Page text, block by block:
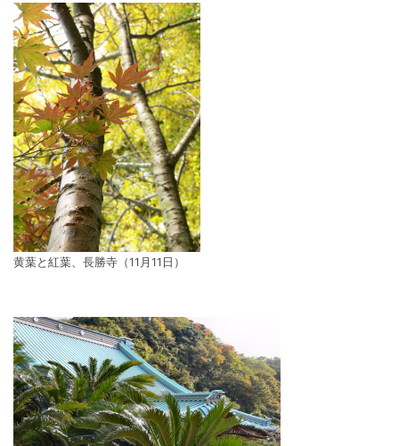
黄葉と紅葉、長勝寺（11月11日）